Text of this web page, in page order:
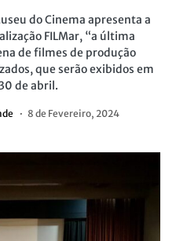
do Cinema apresenta a
FILMar, “a última
de filmes de produção
que serão exibidos em
de abril.
8 de Fevereiro, 2024